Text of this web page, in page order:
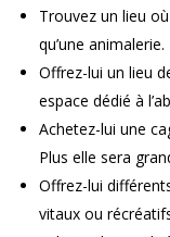
Trouvez un lieu
qu’une animalerie.
Offrez-lui un lieu
espace dédié à
Achetez-lui une
Plus elle sera
Offrez-lui
vitaux ou